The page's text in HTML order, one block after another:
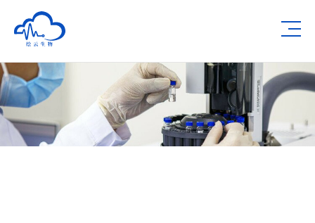
深圳市绘云生物科技有限公司